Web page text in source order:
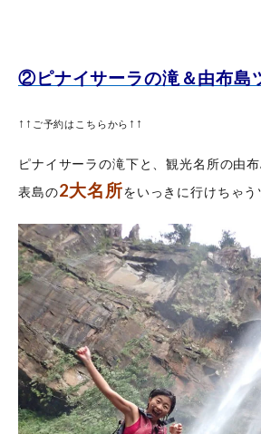
②ピナイサーラの滝＆由布島
↑↑ ご予約はこちらから ↑↑
ピナイサーラの滝下と、観光名所の由
表島の2大名所をいっきに行けちゃう